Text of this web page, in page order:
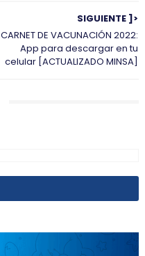
SIGUIENTE ]>
CARNET DE VACUNACIÓN 2022:
App para descargar en tu
celular [ACTUALIZADO MINSA]